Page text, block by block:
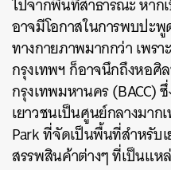
อาจมีโอกาสในการพบปะ
ทางกายภาพมากกว่า เพร
กรุงเทพฯ ก็อาจนึกถึงหอ
กรุงเทพมหานคร (BACC)
เยาวชนเป็นศูนย์กลางมา
Park ที่จัดเป็นพื้นที่สำหรับ
สรรพสินค้าต่างๆ ที่เป็นแห